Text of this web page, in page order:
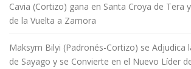
Cavia (Cortizo) gana en Santa Croya de Tera
de la Vuelta a Zamora
Maksym Bilyi (Padronés-Cortizo) se Adjudica
de Sayago y se Convierte en el Nuevo Líder